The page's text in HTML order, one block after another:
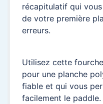
récapitulatif qui
de votre première
erreurs.
Utilisez cette
pour une planche
fiable et qui vous
facilement le